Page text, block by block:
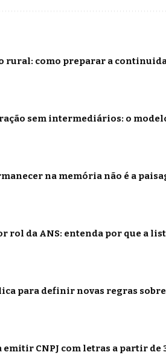
rural: como preparar a
sem intermediários: o
na memória não é a
rol da ANS: entenda por que a
para definir novas regras
emitir CNPJ com letras a partir de